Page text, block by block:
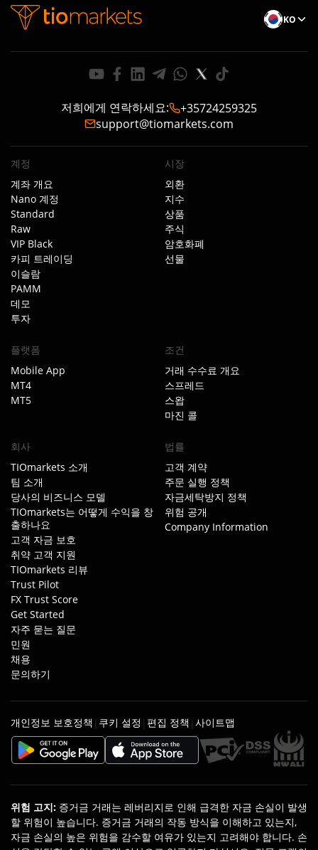
KO
저희에게 연락하세요:
+35724259325
support@tiomarkets.com
계정
계좌 개요
Nano 계정
Standard
Raw
VIP Black
카피 트레이딩
이슬람
PAMM
데모
투자
시장
외환
지수
상품
주식
암호화폐
선물
플랫폼
Mobile App
MT4
MT5
조건
거래 수수료 개요
스프레드
스왑
마진 콜
회사
TIOmarkets 소개
팀 소개
당사의 비즈니스 모델
TIOmarkets는 어떻게 수익을 창
출하나요
고객 자금 보호
취약 고객 지원
TIOmarkets 리뷰
Trust Pilot
FX Trust Score
Get Started
자주 묻는 질문
민원
채용
문의하기
법률
고객 계약
주문 실행 정책
자금세탁방지 정책
위험 공개
Company Information
개인정보 보호정책 | 쿠키 설정 | 편집 정책 | 사이트맵
위험 고지: 증거금 거래는 레버리지로 인해 급격한 자금 손실이 발생
할 위험이 높습니다. 증거금 거래의 작동 방식을 이해하고 있는지,
자금 손실의 높은 위험을 감수할 여유가 있는지 고려해야 합니다. 손